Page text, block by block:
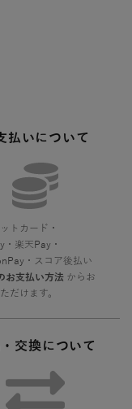
払いについて
トカード・
・楽天Pay・
・スコア後払い
お支払い方法からお
だけます。
交換について